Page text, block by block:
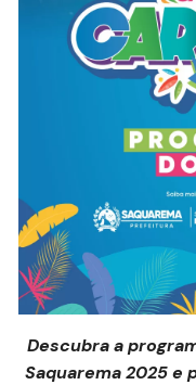
Descubra a
Saquarema 2025 e